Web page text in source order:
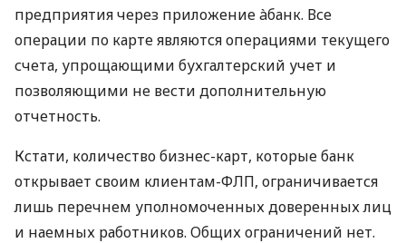
предприятия через приложение àбанк. Все
операции по карте являются операциями текущего
счета, упрощающими бухгалтерский учет и
позволяющими не вести дополнительную
отчетность.
Кстати, количество бизнес-карт, которые банк
открывает своим клиентам-ФЛП, ограничивается
лишь перечнем уполномоченных доверенных лиц
и наемных работников. Общих ограничений нет.